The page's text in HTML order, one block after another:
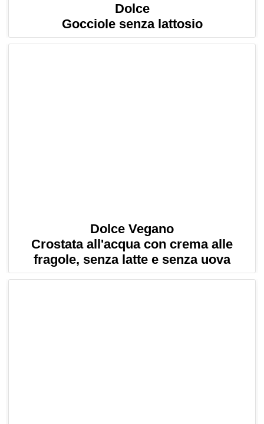
Dolce
Gocciole senza lattosio
Dolce Vegano
Crostata all'acqua con crema alle
fragole, senza latte e senza uova